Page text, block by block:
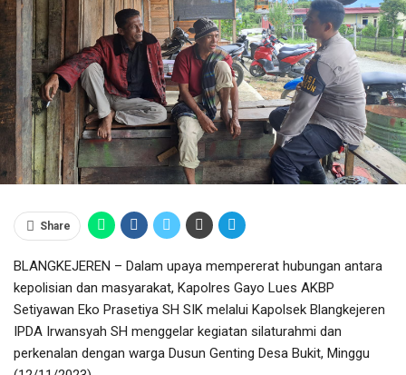
Share
BLANGKEJEREN – Dalam upaya mempererat hubungan antara
kepolisian dan masyarakat, Kapolres Gayo Lues AKBP
Setiyawan Eko Prasetiya SH SIK melalui Kapolsek Blangkejeren
IPDA Irwansyah SH menggelar kegiatan silaturahmi dan
perkenalan dengan warga Dusun Genting Desa Bukit, Minggu